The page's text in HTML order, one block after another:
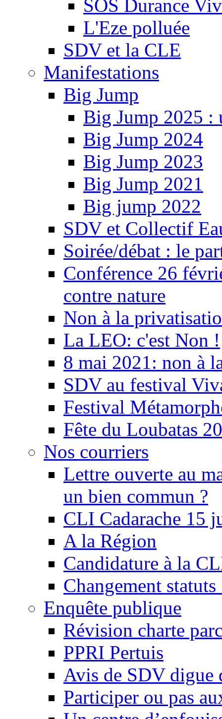
SOS Durance
L'Eze polluée
SDV et la CLE
Manifestations
Big Jump
Big Jump 2025 :
Big Jump 2024
Big Jump 2023
Big Jump 2021
Big jump 2022
SDV et Collectif
Soirée/débat : le
Conférence 26
contre nature
Non à la
La LEO: c'est Non !
8 mai 2021: non à
SDV au festival
Festival
Fête du Loubatas
Nos courriers
Lettre ouverte au
un bien commun ?
CLI Cadarache 15
A la Région
Candidature à la
Changement
Enquête publique
Révision charte
PPRI Pertuis
Avis de SDV digue
Participer ou pas